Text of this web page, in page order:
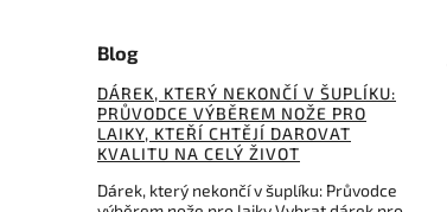
Blog
DÁREK, KTERÝ NEKONČÍ V ŠUPLÍKU:
PRŮVODCE VÝBĚREM NOŽE PRO
LAIKY, KTEŘÍ CHTĚJÍ DAROVAT
KVALITU NA CELÝ ŽIVOT
Dárek, který nekončí v šuplíku: Průvodce